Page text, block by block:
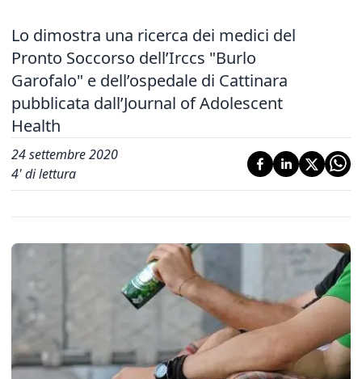
Lo dimostra una ricerca dei medici del
Pronto Soccorso dell’Irccs "Burlo
Garofalo" e dell’ospedale di Cattinara
pubblicata dall’Journal of Adolescent
Health
24 settembre 2020
4' di lettura